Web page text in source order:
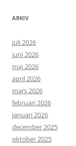
ARKIV
juli 2026
juni 2026
maj 2026
april 2026
mars 2026
februari 2026
januari 2026
december 2025
oktober 2025